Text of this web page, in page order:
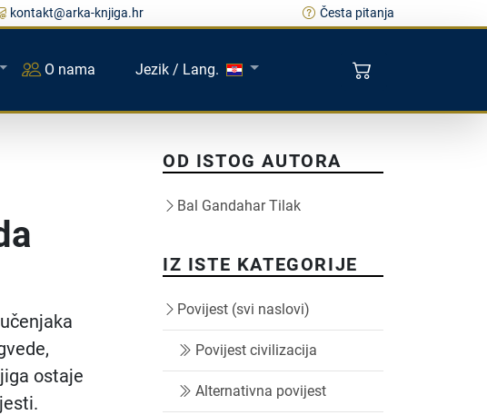
kontakt@arka-knjiga.hr Česta pitanja
O nama Jezik / Lang.
ostaje
OD ISTOG AUTORA
Bal Gandahar Tilak
IZ ISTE KATEGORIJE
Povijest (svi naslovi)
Povijest civilizacija
Alternativna povijest